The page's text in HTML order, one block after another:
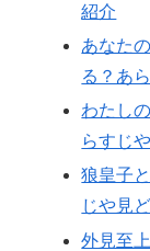
紹介
あなた
る？あ
わたし
らすじ
狼皇子
じや見
外見至